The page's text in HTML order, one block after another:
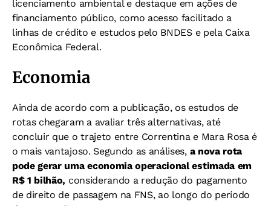
licenciamento ambiental e destaque em ações de
financiamento público, como acesso facilitado a
linhas de crédito e estudos pelo BNDES e pela Caixa
Econômica Federal.
Economia
Ainda de acordo com a publicação, os estudos de
rotas chegaram a avaliar três alternativas, até
concluir que o trajeto entre Correntina e Mara Rosa é
o mais vantajoso. Segundo as análises, a nova rota
pode gerar uma economia operacional estimada em
R$ 1 bilhão, considerando a redução do pagamento
de direito de passagem na FNS, ao longo do período